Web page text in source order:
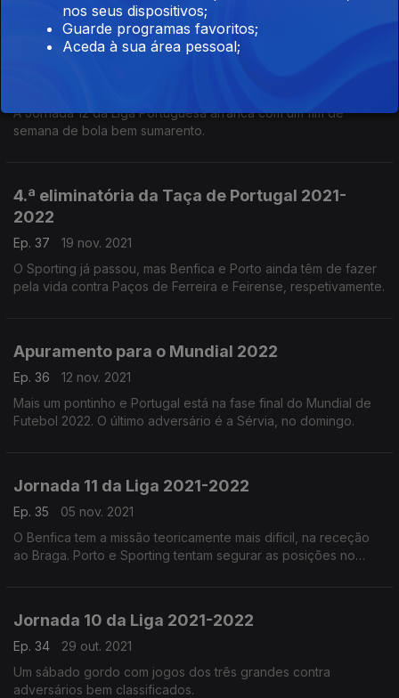
A Jornada 12 da Liga Portuguesa arranca com um fim de
semana de bola bem sumarento.
4.ª eliminatória da Taça de Portugal 2021-
2022
Ep. 37
19 nov. 2021
O Sporting já passou, mas Benfica e Porto ainda têm de fazer
pela vida contra Paços de Ferreira e Feirense, respetivamente.
Apuramento para o Mundial 2022
Ep. 36
12 nov. 2021
Mais um pontinho e Portugal está na fase final do Mundial de
Futebol 2022. O último adversário é a Sérvia, no domingo.
Jornada 11 da Liga 2021-2022
Ep. 35
05 nov. 2021
O Benfica tem a missão teoricamente mais difícil, na receção
ao Braga. Porto e Sporting tentam segurar as posições no
Jornada 10 da Liga 2021-2022
Ep. 34
29 out. 2021
Um sábado gordo com jogos dos três grandes contra
adversários bem classificados.
nos seus dispositivos;
Guarde programas favoritos;
Aceda à sua área pessoal;